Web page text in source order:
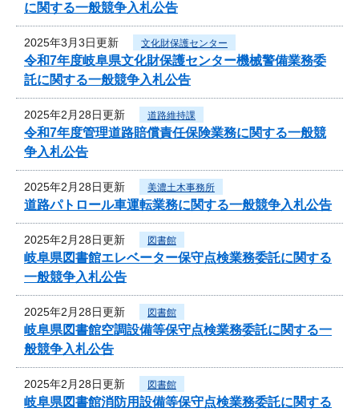
に関する一般競争入札公告
2025年3月3日更新 文化財保護センター
令和7年度岐阜県文化財保護センター機械警備業務委
託に関する一般競争入札公告
2025年2月28日更新 道路維持課
令和7年度管理道路賠償責任保険業務に関する一般競
争入札公告
2025年2月28日更新 美濃土木事務所
道路パトロール車運転業務に関する一般競争入札公告
2025年2月28日更新 図書館
岐阜県図書館エレベーター保守点検業務委託に関する
一般競争入札公告
2025年2月28日更新 図書館
岐阜県図書館空調設備等保守点検業務委託に関する一
般競争入札公告
2025年2月28日更新 図書館
岐阜県図書館消防用設備等保守点検業務委託に関する